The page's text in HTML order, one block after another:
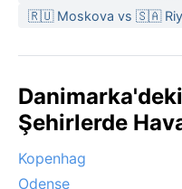
🇷🇺 Moskova vs 🇸🇦
Şehirlerde
Kopenhag
Odense